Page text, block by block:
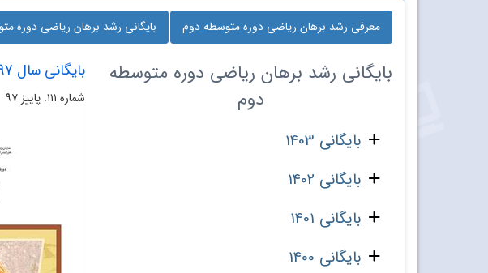
معرفی رشد برهان ریاضی دوره‌ متوسطه دوم بایگانی رشد برهان ریاضی دوره‌
بایگانی رشد برهان ریاضی دوره‌ متوسطه
دوم
بایگانی 1403
بایگانی 1402
بایگانی 1401
بایگانی 1400
بایگانی سال 1397
شماره ۱۱۱. پاییز ۹۷